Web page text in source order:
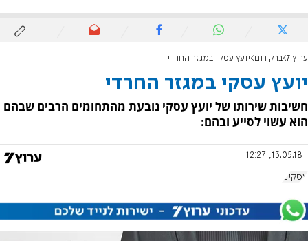
ערוץ 7 ברק רום יועץ עסקי במגזר החרדי
יועץ עסקי במגזר החרדי
חשיבות שירותו של יועץ עסקי נובעת מהתחומים הרבים שבהם
הוא עשוי לסייע ובהם:
13.05.18, 12:27
עסקים